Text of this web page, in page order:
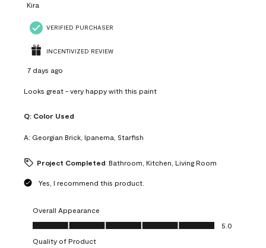
Kira
VERIFIED PURCHASER
INCENTIVIZED REVIEW
7 days ago
Looks great - very happy with this paint
Q: Color Used
A: Georgian Brick, Ipanema, Starfish
Project Completed Bathroom, Kitchen, Living Room
Yes, I recommend this product.
Overall Appearance
Overall Appearance, 5.0 out of 5
5.0
Quality of Product